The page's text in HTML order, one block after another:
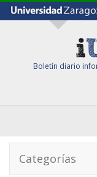
Boletín diario
Categorías